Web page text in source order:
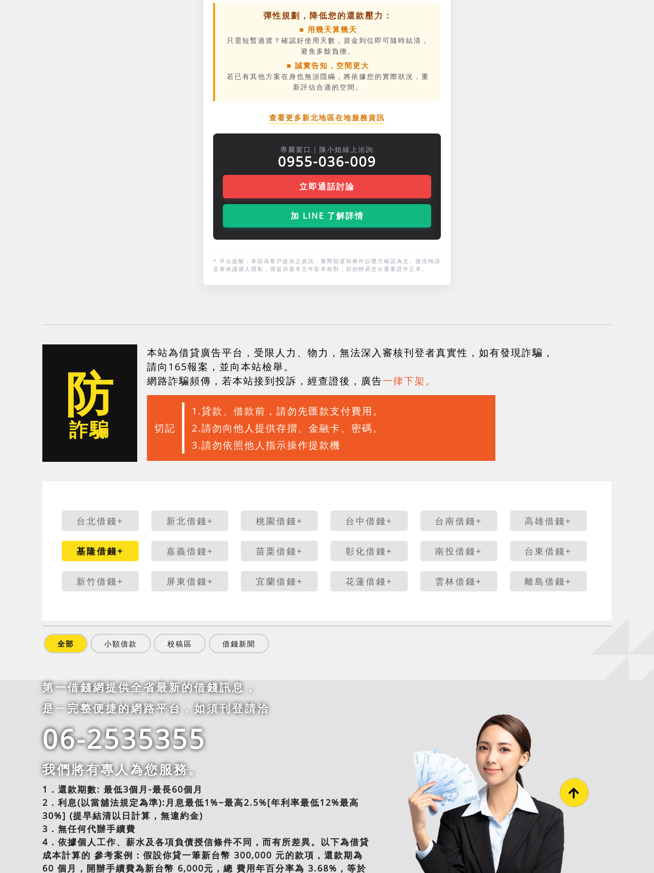
彈性規劃，降低您的還款壓力：
■ 用幾天算幾天
只需短暫過渡？確認好使用天數，資金到位即可隨時結清，
避免多餘負擔。
■ 誠實告知，空間更大
若已有其他方案在身也無須隱瞞，將依據您的實際狀況，重
新評估合適的空間。
查看更多新北地區在地服務資訊
專屬窗口｜陳小姐線上洽詢
0955-036-009
立即通話討論
加 LINE 了解詳情
* 平台提醒：本區為客戶提供之資訊，實際額度與條件以雙方確認為主。接洽時請
妥善保護個人隱私，僅提供基本文件影本核對，切勿輕易交出重要證件正本。
防
詐騙
本站為借貸廣告平台，受限人力、物力，無法深入審核刊登者真實性，如有發現詐騙，
請向165報案，並向本站檢舉。
網路詐騙頻傳，若本站接到投訴，經查證後，廣告一律下架。
切記
1.貸款、借款前，請勿先匯款支付費用。
2.請勿向他人提供存摺、金融卡、密碼。
3.請勿依照他人指示操作提款機
台北借錢+ 新北借錢+ 桃園借錢+ 台中借錢+ 台南借錢+ 高雄借錢+
基隆借錢+ 嘉義借錢+ 苗栗借錢+ 彰化借錢+ 南投借錢+ 台東借錢+
新竹借錢+ 屏東借錢+ 宜蘭借錢+ 花蓮借錢+ 雲林借錢+ 離島借錢+
全部 小額借款 校稿區 借錢新聞
第一借錢網提供全省最新的借錢訊息，
是ㄧ完整便捷的網路平台，如須刊登請洽
06-2535355
我們將有專人為您服務。
1．還款期數: 最低3個月-最長60個月
2．利息(以當舖法規定為準):月息最低1%~最高2.5%[年利率最低12%最高
30%] (提早結清以日計算，無違約金)
3．無任何代辦手續費
4．依據個人工作、薪水及各項負債授信條件不同，而有所差異。以下為借貸
成本計算的 參考案例：假設你貸一筆新台幣 300,000 元的款項，還款期為
60 個月，開辦手續費為新台幣 6,000元，總 費用年百分率為 3.68%，等於